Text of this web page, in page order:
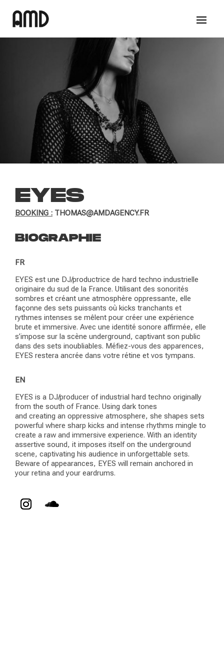
EYES
BOOKING : THOMAS@AMDAGENCY.FR
BIOGRAPHIE
FR
EYES est une DJ/productrice de hard techno industrielle
originaire du sud de la France. Utilisant des sonorités
sombres et créant une atmosphère oppressante, elle
façonne des sets puissants où kicks tranchants et
rythmes intenses se mêlent pour créer une expérience
brute et immersive. Avec une identité sonore affirmée, elle
s’impose sur la scène underground, captivant son public
dans des sets inoubliables. Méfiez-vous des apparences,
EYES restera ancrée dans votre rétine et vos tympans.
EN
EYES is a DJ/producer of industrial hard techno originally
from the south of France. Using dark tones
and creating an oppressive atmosphere, she shapes sets
powerful where sharp kicks and intense rhythms mingle to
create a raw and immersive experience. With an identity
assertive sound, it imposes itself on the underground
scene, captivating his audience in unforgettable sets.
Beware of appearances, EYES will remain anchored in
your retina and your eardrums.